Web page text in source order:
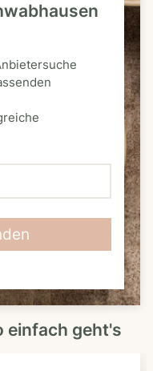
einfach geht's